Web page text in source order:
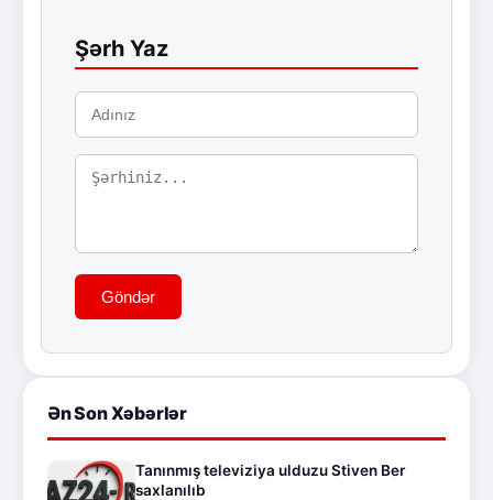
Şərh Yaz
Göndər
Ən Son Xəbərlər
Tanınmış televiziya ulduzu Stiven Ber
saxlanılıb